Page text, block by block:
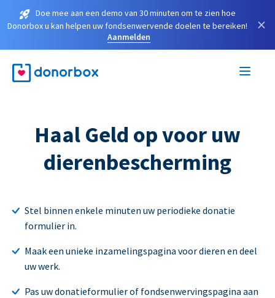
Doe mee aan een demo van 30 minuten om te zien hoe
Donorbox u kan helpen uw fondsenwervende doelen te bereiken!
Aanmelden
×
Haal Geld op voor uw
dierenbescherming
Stel binnen enkele minuten uw periodieke donatie
formulier in.
Maak een unieke inzamelingspagina voor dieren en deel
uw werk.
Pas uw donatieformulier of fondsenwervingspagina aan